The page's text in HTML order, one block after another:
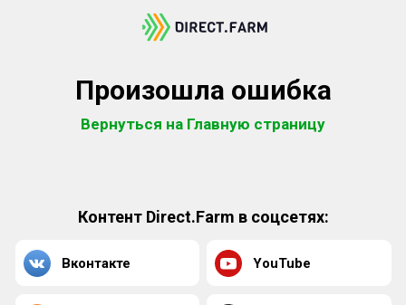
Произошла ошибка
Вернуться на Главную страницу
Контент Direct.Farm в соцсетях:
Вконтакте YouTube